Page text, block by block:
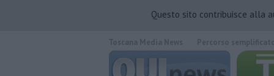
Questo sito contribuisce alla
quotidiano online.